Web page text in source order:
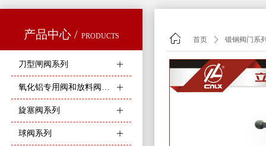
首页 ꄲ 锻钢阀门系
ꀇ
产品中心 / PRODUCTS
ꄶ
刀型闸阀系列
ꄶ
氧化铝专用阀和放料阀系列
ꄶ
旋塞阀系列
ꄶ
球阀系列